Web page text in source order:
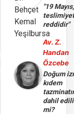
"19 Mayıs,
reddidir"
Av. Z.
Handan
Özcebe
Doğum
kıdem
dahil
mi?